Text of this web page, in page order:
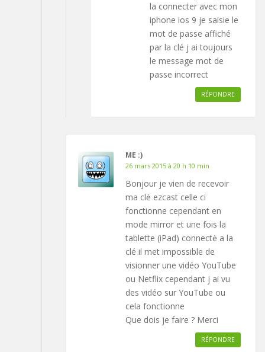
la connecter avec mon
iphone ios 9 je saisie le
mot de passe affiché
par la clé j ai toujours
le message mot de
passe incorrect
RÉPONDRE
ME :)
26 mars 2015 à 20 h 10 min
Bonjour je vien de recevoir
ma clė ezcast celle ci
fonctionne cependant en
mode mirror et une fois la
tablette (iPad) connectė a la
clé il met impossible de
visionner une vidéo YouTube
ou Netflix cependant j ai vu
des vidéo sur YouTube ou
cela fonctionne
Que dois je faire ? Merci
RÉPONDRE